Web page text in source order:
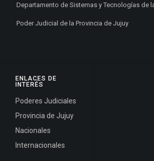
ENLACES DE
INTERÉS
Poderes Judiciales
Provincia de Jujuy
Nacionales
Internacionales
Departamento de Sistemas y Tecnologías de
Poder Judicial de la Provincia de Jujuy